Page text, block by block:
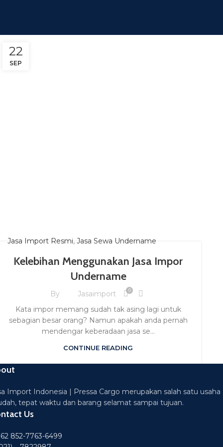
22
SEP
Jasa Import Resmi, Jasa Sewa Undername
Kelebihan Menggunakan Jasa Impor
Undername
By Jasaimport 0
Kata impor memang sudah tak asing lagi untuk
sebagian besar orang? Namun apakah anda pernah
mendengar keberadaan jasa se...
CONTINUE READING
Import Indonesia | Pressa Cargo merupakan salah satu
tepat waktu dan barang selamat sampai tujuan.
Us
852-7763-6499